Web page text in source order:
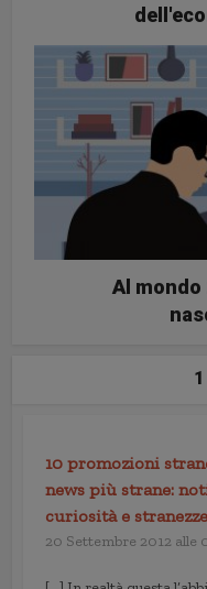
Al
10 promozioni
news più strane:
curiosità e
20 Settembre 2012 alle